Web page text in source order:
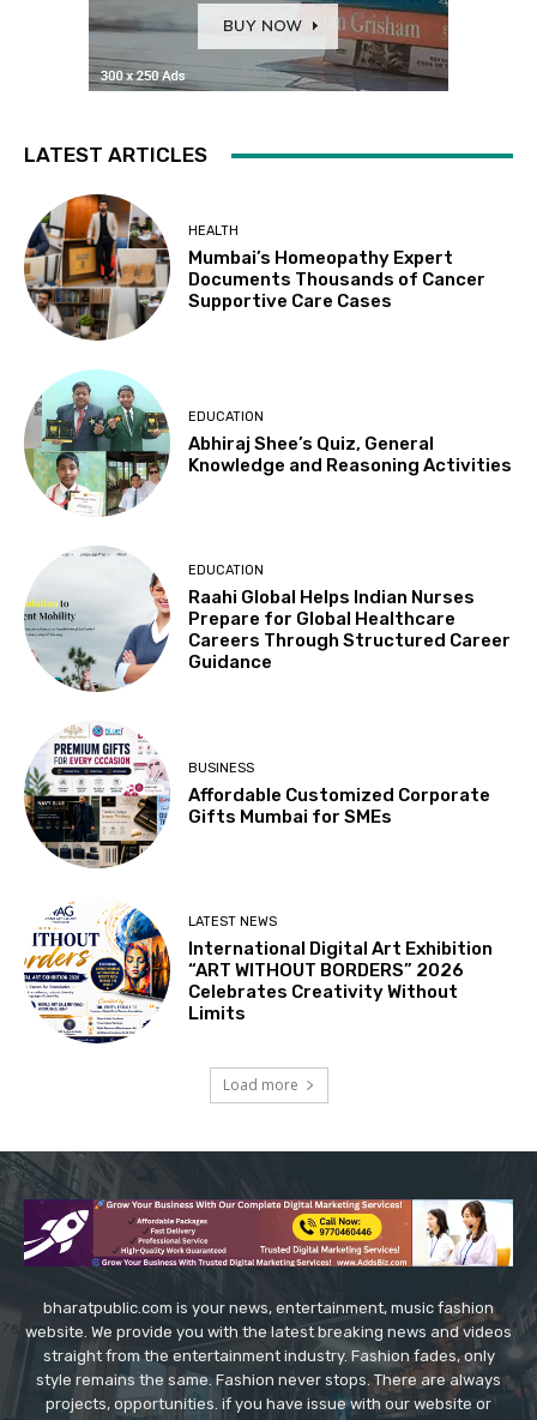
LATEST ARTICLES
HEALTH
Mumbai’s Homeopathy Expert
Documents Thousands of Cancer
Supportive Care Cases
EDUCATION
Abhiraj Shee’s Quiz, General
Knowledge and Reasoning Activities
EDUCATION
Raahi Global Helps Indian Nurses
Prepare for Global Healthcare
Careers Through Structured Career
Guidance
BUSINESS
Affordable Customized Corporate
Gifts Mumbai for SMEs
LATEST NEWS
International Digital Art Exhibition
“ART WITHOUT BORDERS” 2026
Celebrates Creativity Without
Limits
Load more
bharatpublic.com is your news, entertainment, music fashion
website. We provide you with the latest breaking news and videos
straight from the entertainment industry. Fashion fades, only
style remains the same. Fashion never stops. There are always
projects, opportunities. if you have issue with our website or